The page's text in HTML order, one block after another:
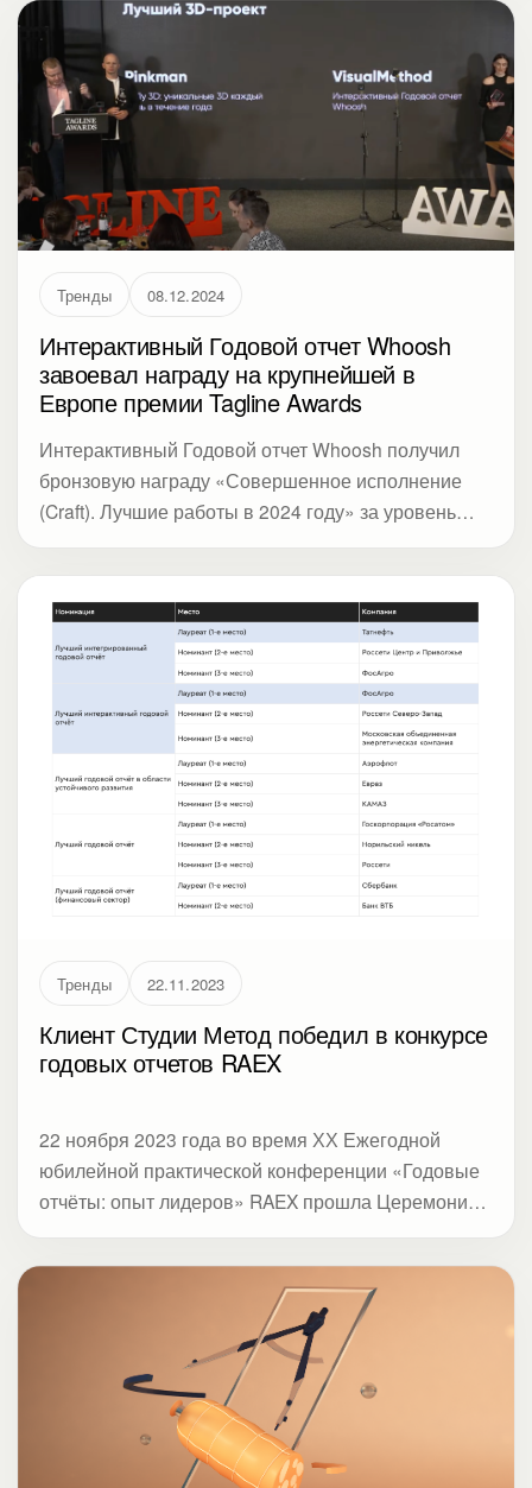
Тренды 08.12.2024
Интерактивный Годовой отчет Whoosh
завоевал награду на крупнейшей в
Европе премии Tagline Awards
Интерактивный Годовой отчет Whoosh получил
бронзовую награду «Совершенное исполнение
(Craft). Лучшие работы в 2024 году» за уровень
Тренды 22.11.2023
Клиент Студии Метод победил в конкурсе
годовых отчетов RAEX
22 ноября 2023 года во время ХХ Ежегодной
юбилейной практической конференции «Годовые
отчёты: опыт лидеров» RAEX прошла Церемония
«Лучший годовой отчёт за 2022 год».